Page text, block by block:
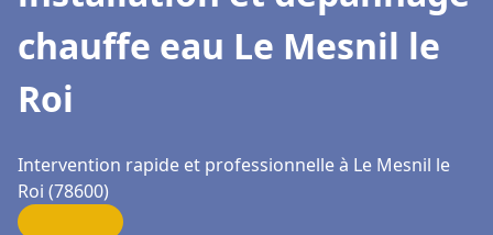
chauffe eau Le Mesnil le
Roi
Intervention rapide et professionnelle à Le Mesnil le
Roi (78600)